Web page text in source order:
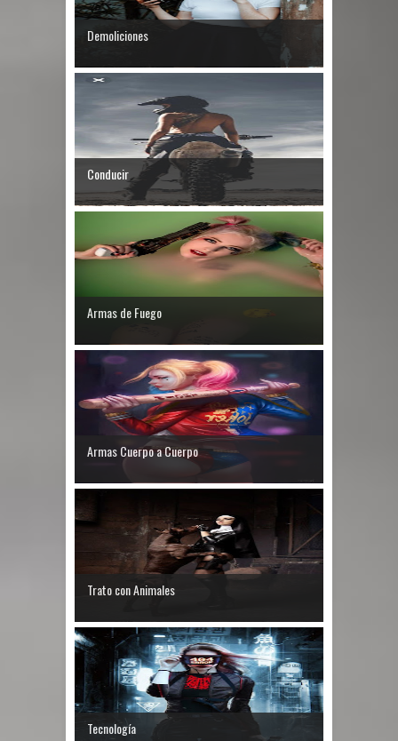
Demoliciones
Conducir
Armas de Fuego
Armas Cuerpo a Cuerpo
Trato con Animales
Tecnología